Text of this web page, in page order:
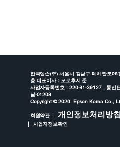
한국엡손(주) 서울시 강남구 테헤란로
층 대표이사 : 모로후시 준
사업자등록번호 : 220-81-39127 , 통신
남-01208
Copyright ©2026 Epson Korea Co.,
회원약관 개인정보처리방침
사업자정보확인